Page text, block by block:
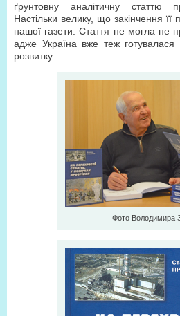
ґрунтовну аналітичну статтю
Настільки велику, що закінчення
нашої газети. Стаття не могла не
адже Україна вже теж
розвитку.
Фото Володимира